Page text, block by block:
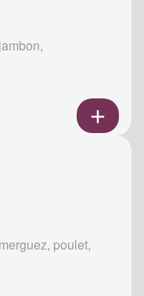
poulet,